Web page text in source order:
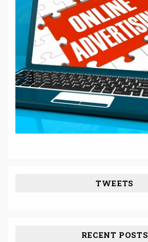
TWEETS
RECENT POSTS